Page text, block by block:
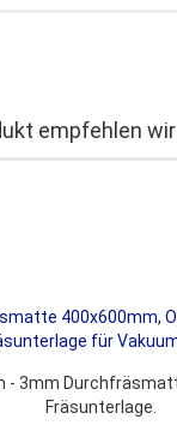
empfehlen
- 3mm
Fräsunterlage.